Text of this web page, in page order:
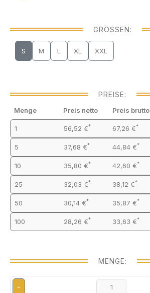
GRÖSSEN:
S M L XL XXL
PREISE:
Menge Preis netto Preis brutto
1 56,52 €* 67,26 €*
5 37,68 €* 44,84 €*
10 35,80 €* 42,60 €*
25 32,03 €* 38,12 €*
50 30,14 €* 35,87 €*
100 28,26 €* 33,63 €*
MENGE:
-